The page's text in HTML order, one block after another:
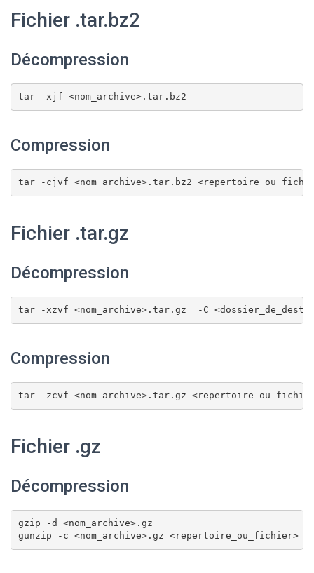
Fichier .tar.bz2
Décompression
tar -xjf <nom_archive>.tar.bz2
Compression
tar -cjvf <nom_archive>.tar.bz2
Fichier .tar.gz
Décompression
tar -xzvf <nom_archive>.tar.gz  -C
Compression
tar -zcvf <nom_archive>.tar.gz
Fichier .gz
Décompression
gzip -d <nom_archive>.gz
gunzip -c <nom_archive>.gz <repertoire_ou_fichier>